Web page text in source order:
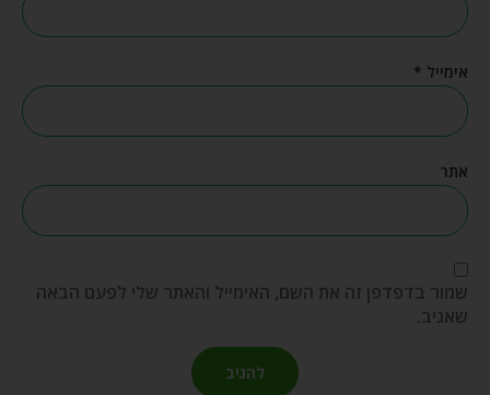
אימייל *
אתר
שמור בדפדפן זה את השם, האימייל והאתר שלי לפעם הבאה
שאגיב.